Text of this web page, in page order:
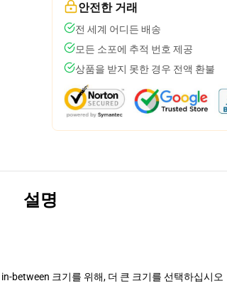
안전한 거래
전 세계 어디든 배송
모든 소포에 추적 번호 제공
상품을 받지 못한 경우 전액 환불
설명
between 크기를 위해, 더 큰 크기를 선택하십시오